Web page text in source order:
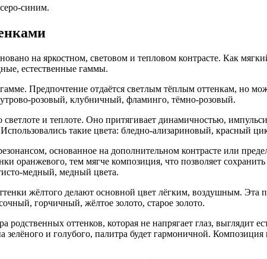
синим.
на яркостном, световом и тепловом контрасте. Как
естественные гаммы.
Предпочтение отдаётся светлым тёплым оттенкам, но
розовый, клубничный, фламинго, тёмно-розовый.
светлоте и теплоте. Оно притягивает динамичностью,
такие цвета: бледно-ализариновый, красный
основанное на дополнительном контрасте или
оранжевого, тем мягче композиция, что позволяет
медный, медный цвета.
жёлтого делают основной цвет лёгким, воздушным. Эта
горчичный, жёлтое золото, старое золото.
родственных оттенков, которая не напрягает глаз, выглядит
и голубого, палитра будет гармоничной.